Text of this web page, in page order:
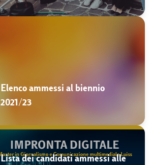
Elenco ammessi al biennio
2021/23
Lista dei candidati ammessi alle